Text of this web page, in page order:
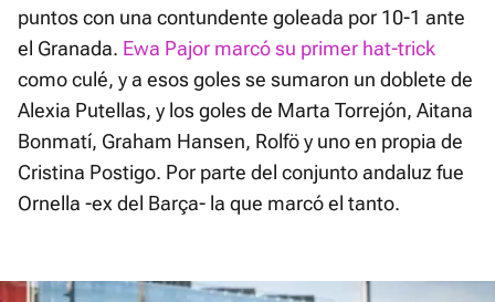
puntos con una contundente goleada por 10-1 ante
el Granada. Ewa Pajor marcó su primer hat-trick
como culé, y a esos goles se sumaron un doblete de
Alexia Putellas, y los goles de Marta Torrejón, Aitana
Bonmatí, Graham Hansen, Rolfö y uno en propia de
Cristina Postigo. Por parte del conjunto andaluz fue
Ornella -ex del Barça- la que marcó el tanto.